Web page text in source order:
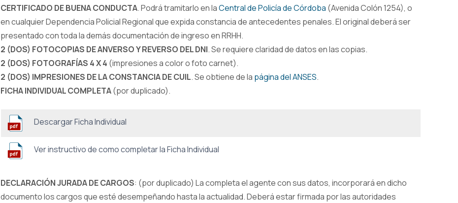
CERTIFICADO DE BUENA CONDUCTA. Podrá tramitarlo en laCentral de Policía de Córdoba (Avenida Colón 1254), o
en cualquier Dependencia Policial Regional que expida constancia de antecedentes penales. El original deberá ser
presentado con toda la demás documentación de ingreso en RRHH.
2 (DOS) FOTOCOPIAS DE ANVERSO Y REVERSO DEL DNI. Se requiere claridad de datos en las copias.
2 (DOS) FOTOGRAFÍAS 4 X 4 (impresiones a color o foto carnet).
2 (DOS) IMPRESIONES DE LA CONSTANCIA DE CUIL. Se obtiene de la página del ANSES.
FICHA INDIVIDUAL COMPLETA(por duplicado).
Descargar Ficha Individual
Ver instructivo de como completar la Ficha Individual
DECLARACIÓN JURADA DE CARGOS: (por duplicado) La completa el agente con sus datos, incorporará en dicho
documento los cargos que esté desempeñando hasta la actualidad. Deberá estar firmada por las autoridades